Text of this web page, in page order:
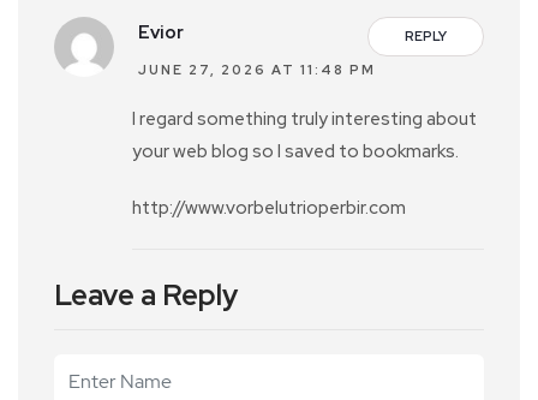
REPLY
Evior
JUNE 27, 2026 AT 11:48 PM
I regard something truly interesting about
your web blog so I saved to bookmarks.
http://www.vorbelutrioperbir.com
Leave a Reply